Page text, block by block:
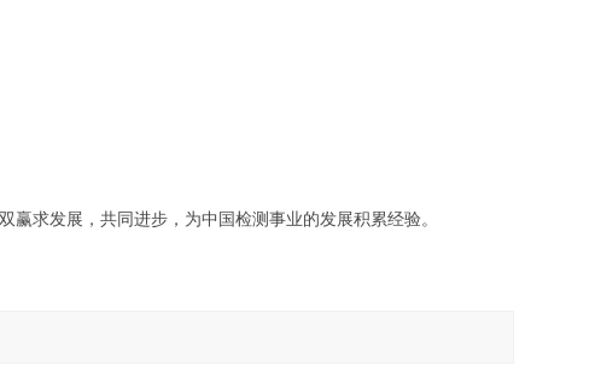
求发展，共同进步，为中国检测事业的发展积累经验。